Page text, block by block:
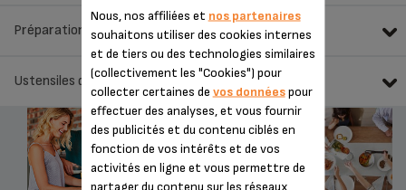
Préparation des aliments
Ustensiles de cuisine
Nous, nos affiliées et nos partenaires
souhaitons utiliser des cookies internes
et de tiers ou des technologies similaires
(collectivement les "Cookies") pour
collecter certaines de vos donnéespour
effectuer des analyses, et vous fournir
des publicités et du contenu ciblés en
fonction de vos intérêts et de vos
activités en ligne et vous permettre de
partager du contenu sur les réseaux